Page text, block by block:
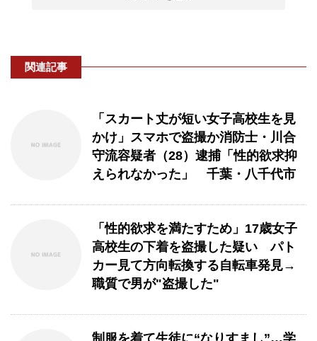
関連記事
「スカート丈が短い女子高校生を見
かけ」スマホで盗撮か消防士・川合
守流容疑者（28）逮捕「性的欲求抑
えられなかった」 千葉・八千代市
「性的欲求を満たすため」17歳女子
高校生の下着を盗撮した疑い パト
カー見て方向転換する自転車発見→
職質で男が"盗撮した"
制服を着て生徒に“なりすまし”…学